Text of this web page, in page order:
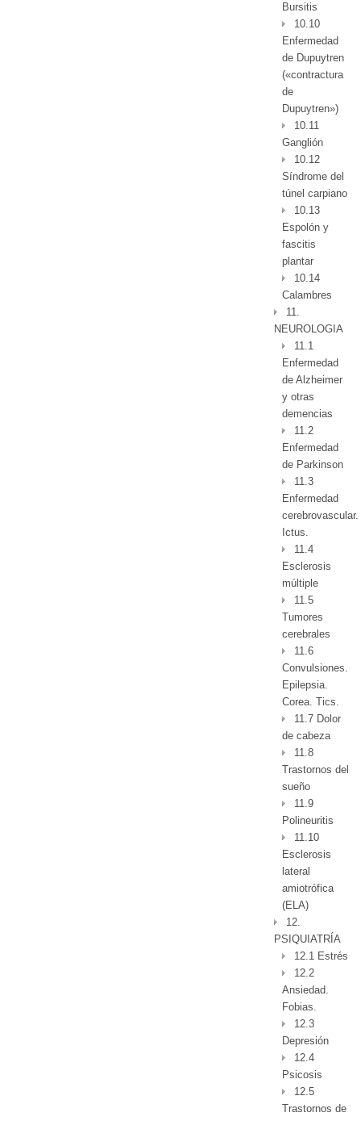
Bursitis
10.10
Enfermedad
de Dupuytren
(«contractura
de
Dupuytren»)
10.11
Ganglión
10.12
Síndrome del
túnel carpiano
10.13
Espolón y
fascitis
plantar
10.14
Calambres
11.
NEUROLOGIA
11.1
Enfermedad
de Alzheimer
y otras
demencias
11.2
Enfermedad
de Parkinson
11.3
Enfermedad
cerebrovascular.
Ictus.
11.4
Esclerosis
múltiple
11.5
Tumores
cerebrales
11.6
Convulsiones.
Epilepsia.
Corea. Tics.
11.7 Dolor
de cabeza
11.8
Trastornos del
sueño
11.9
Polineuritis
11.10
Esclerosis
lateral
amiotrófica
(ELA)
12.
PSIQUIATRÍA
12.1 Estrés
12.2
Ansiedad.
Fobias.
12.3
Depresión
12.4
Psicosis
12.5
Trastornos de